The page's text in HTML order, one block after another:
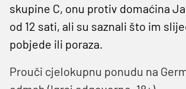
skupine C, onu protiv domaćina
od 12 sati, ali su saznali što im
pobjede ili poraza.
Prouči cjelokupnu ponudu na